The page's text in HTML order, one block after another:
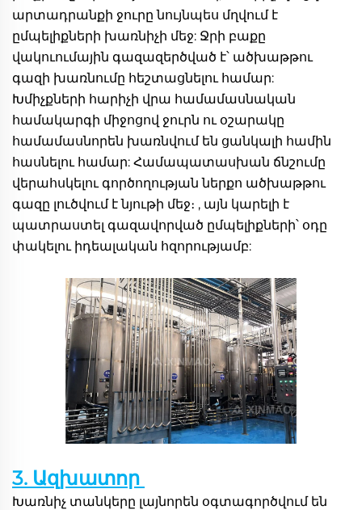
արտադրանքի ջուրը նույնպես մղվում է
ըմպելիքների խառնիչի մեջ: Ջրի բաքը
վակուումային գազազերծված է՝ ածխաթթու
գազի խառնումը հեշտացնելու համար:
Խմիչքների հարիչի վրա համամասնական
համակարգի միջոցով ջուրն ու օշարակը
համամասնորեն խառնվում են ցանկալի համին
հասնելու համար: Համապատասխան ճնշումը
վերահսկելու գործողության ներքո ածխաթթու
գազը լուծվում է նյութի մեջ։ , այն կարելի է
պատրաստել գազավորված ըմպելիքների՝ օդը
փակելու իդեալական հզորությամբ:
3. Ազխատոր
Խառնիչ տանկերը լայնորեն օգտագործվում են